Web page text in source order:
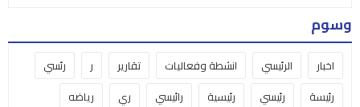
وسوم
اخبار الرئيسي انشطة وفعاليات تقارير ر
رئسي
رئيسة
رئيسي رئيسية رائيسي ري
رياضه